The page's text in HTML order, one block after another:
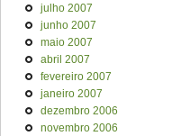
julho 2007
junho 2007
maio 2007
abril 2007
fevereiro 2007
janeiro 2007
dezembro 2006
novembro 2006